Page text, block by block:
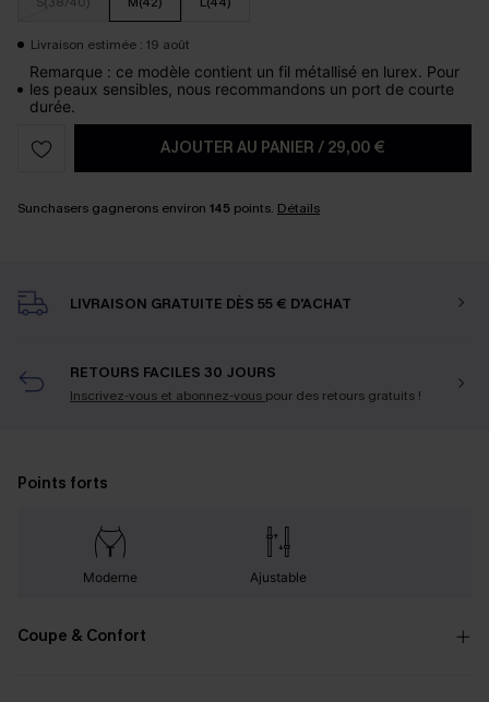
Livraison estimée : 19 août
Remarque : ce modèle contient un fil métallisé en lurex. Pour
les peaux sensibles, nous recommandons un port de courte
durée.
AJOUTER AU PANIER / 29,00 €
Sunchasers gagnerons environ 145 points. Détails
LIVRAISON GRATUITE DÈS 55 € D'ACHAT
RETOURS FACILES 30 JOURS
Inscrivez-vous et abonnez-vous pour des retours gratuits !
Points forts
Moderne Ajustable
Coupe & Confort